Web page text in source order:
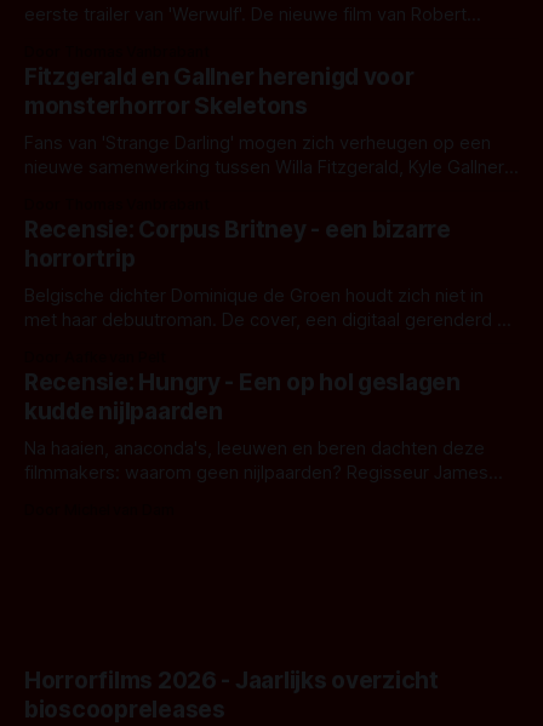
eerste trailer van 'Werwulf'. De nieuwe film van Robert
kille stijl vol folklore en mythe. Het topic deze keer is (kon
het het al raden?)... de weerwolf. Kijk je mee?
Fitzgerald en Gallner herenigd voor
monsterhorror Skeletons
Fans van 'Strange Darling' mogen zich verheugen op een
nieuwe samenwerking tussen Willa Fitzgerald, Kyle Gallner
'Skeletons', een nieuwe creature feature waarvoor de
opnames zijn gestart in Australië.
Recensie: Corpus Britney - een bizarre
horrortrip
Belgische dichter Dominique de Groen houdt zich niet in
met haar debuutroman. De cover, een digitaal gerenderd en
achtergrond, belooft iets kleurrijks maar onheilspellends,
iets ongrijpbaars. En dat maakt De Groen met ieder woord
waar.
Recensie: Hungry - Een op hol geslagen
kudde nijlpaarden
Na haaien, anaconda's, leeuwen en beren dachten deze
filmmakers: waarom geen nijlpaarden? Regisseur James
Horrorfilms 2026 - Jaarlijks overzicht
bioscoopreleases